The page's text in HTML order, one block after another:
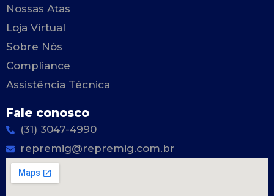
Nossas Atas
Loja Virtual
Sobre Nós
Compliance
Assistência Técnica
Fale conosco
(31) 3047-4990
repremig@repremig.com.br